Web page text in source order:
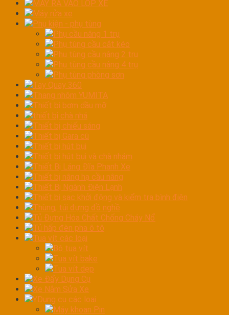
MÁY RA VÀO LỐP XE
Máy rửa xe
Phụ kiện - phụ tùng
Phụ cầu nâng 1 trụ
Phụ tùng cầu cắt kéo
Phụ tùng cầu nâng 2 trụ
Phụ tùng cầu nâng 4 trụ
Phụ tùng phòng sơn
Tay Quay 360
Thang nhôm YUMITA
Thiết bị bơm dầu mỡ
thiết bị chà nhá
Thiết bị chiếu sáng
Thiết bị Gara cũ
Thiết bị hút bụi
Thiết bị hút bụi và chà nhám
Thiết Bị Láng Đĩa Phanh Xe
Thiết bị nâng hạ cầu nâng
Thiết Bị Ngành Điện Lạnh
Thiết bị sạc khởi động và kiểm tra bình điện
Thùng, túi đựng đồ nghề
Tủ Đựng Hóa Chất Chống Cháy Nổ
Tủ hấp đèn pha ô tô
Tua vít các loại
Bộ tua vít
Tua vít bake
Tua vít dẹp
Xe Đẩy Dụng Cụ
Xe Nằm Sửa Xe
YDụng cụ các loại
Máy khoan Pin